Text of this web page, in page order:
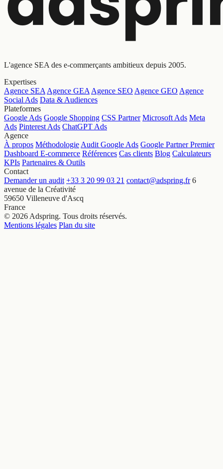
L'agence SEA des e-commerçants ambitieux depuis 2005.
Expertises
Agence SEA Agence GEA Agence SEO Agence GEO Agence
Social Ads Data & Audiences
Plateformes
Google Ads Google Shopping CSS Partner Microsoft Ads Meta
Ads Pinterest Ads ChatGPT Ads
Agence
À propos Méthodologie Audit Google Ads Google Partner Premier
Dashboard E-commerce Références Cas clients Blog Calculateurs
KPIs Partenaires & Outils
Contact
Demander un audit +33 3 20 99 03 21 contact@adspring.fr 6
avenue de la Créativité
59650 Villeneuve d'Ascq
France
© 2026 Adspring. Tous droits réservés.
Mentions légales Plan du site